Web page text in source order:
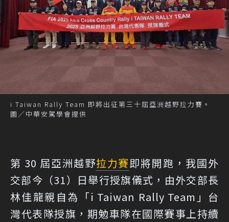
i Taiwan Rally Team 即將出征第三十屆亞洲越野拉力賽。
圖／中華安駕學會提供
第 30 屆亞洲越野拉力賽即將開跑，我國外
交部今（31）日舉行授旗儀式，由外交部長
林佳龍親自為「i Taiwan Rally Team」台
灣代表隊授旗，期勉車隊在國際賽事上持續